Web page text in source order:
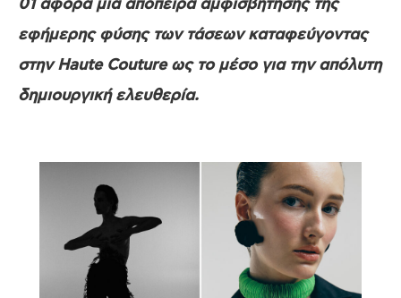
01 αφορά μια απόπειρα αμφισβήτησης της
εφήμερης φύσης των τάσεων καταφεύγοντας
στην Haute Coutureως το μέσο για την απόλυτη
δημιουργική ελευθερία.